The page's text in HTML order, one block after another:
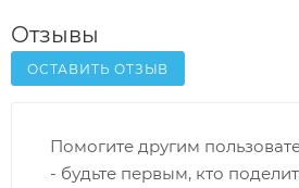
Отзывы
ОСТАВИТЬ ОТЗЫВ
Помогите другим
- будьте первым, кто